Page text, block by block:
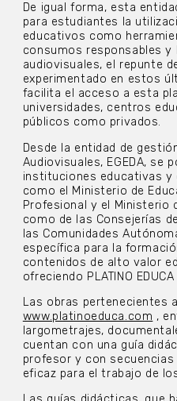
De igual forma, esta
para estudiantes la
educativos como
consumos responsables y
audiovisuales, el repunte
experimentado en estos
facilita el acceso a esta
universidades, centros
públicos como privados.
Desde la entidad de
Audiovisuales, EGEDA, se
instituciones educativas y
como el Ministerio de
Profesional y el Ministerio
como de las Consejerías
las Comunidades
específica para la
contenidos de alto valor
ofreciendo PLATINO
Las obras pertenecientes
www.platinoeduca.com ,
largometrajes,
cuentan con una guía
profesor y con
eficaz para el trabajo de